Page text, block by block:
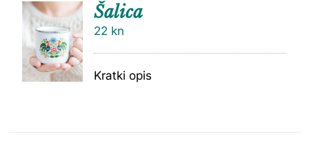
DODAJ
U
KOŠARI
CU
Šalica
22 kn
Kratki opis